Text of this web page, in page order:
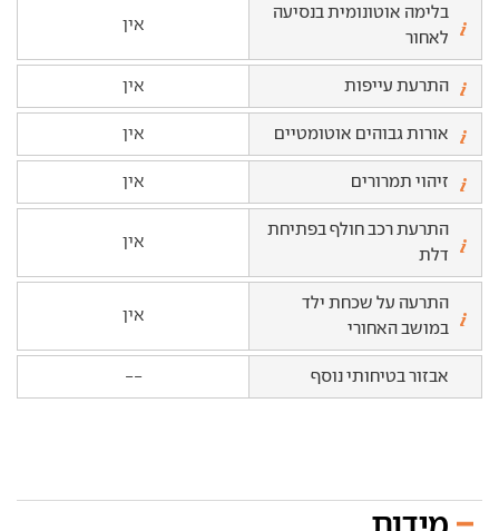
בלימה אוטונומית בנסיעה
לאחור
אין
התרעת עייפות אין
אורות גבוהים אוטומטיים אין
זיהוי תמרורים אין
התרעת רכב חולף בפתיחת
דלת
אין
התרעה על שכחת ילד
במושב האחורי
אין
אבזור בטיחותי נוסף --